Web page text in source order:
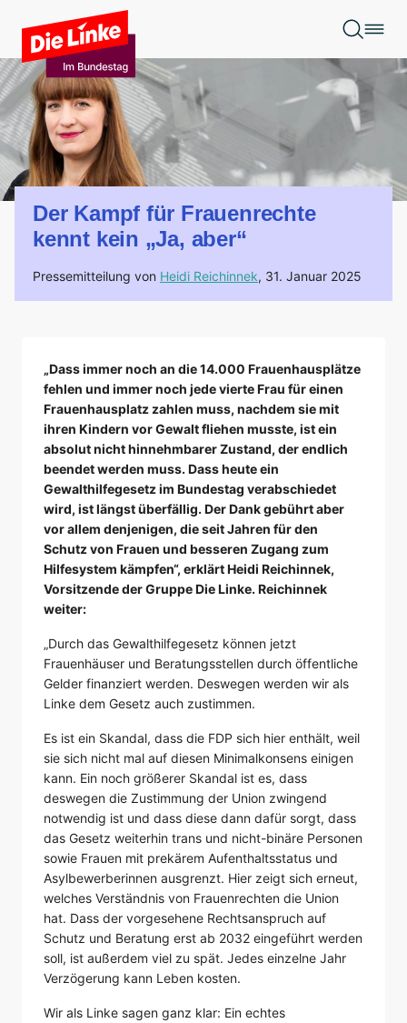
Zum Hauptinhalt springen
Der Kampf für Frauenrechte
kennt kein „Ja, aber“
Pressemitteilung von Heidi Reichinnek, 31. Januar 2025
„Dass immer noch an die 14.000 Frauenhausplätze
fehlen und immer noch jede vierte Frau für einen
Frauenhausplatz zahlen muss, nachdem sie mit
ihren Kindern vor Gewalt fliehen musste, ist ein
absolut nicht hinnehmbarer Zustand, der endlich
beendet werden muss. Dass heute ein
Gewalthilfegesetz im Bundestag verabschiedet
wird, ist längst überfällig. Der Dank gebührt aber
vor allem denjenigen, die seit Jahren für den
Schutz von Frauen und besseren Zugang zum
Hilfesystem kämpfen“, erklärt Heidi Reichinnek,
Vorsitzende der Gruppe Die Linke. Reichinnek
weiter:
„Durch das Gewalthilfegesetz können jetzt
Frauenhäuser und Beratungsstellen durch öffentliche
Gelder finanziert werden. Deswegen werden wir als
Linke dem Gesetz auch zustimmen.
Es ist ein Skandal, dass die FDP sich hier enthält, weil
sie sich nicht mal auf diesen Minimalkonsens einigen
kann. Ein noch größerer Skandal ist es, dass
deswegen die Zustimmung der Union zwingend
notwendig ist und dass diese dann dafür sorgt, dass
das Gesetz weiterhin trans und nicht-binäre Personen
sowie Frauen mit prekärem Aufenthaltsstatus und
Asylbewerberinnen ausgrenzt. Hier zeigt sich erneut,
welches Verständnis von Frauenrechten die Union
hat. Dass der vorgesehene Rechtsanspruch auf
Schutz und Beratung erst ab 2032 eingeführt werden
soll, ist außerdem viel zu spät. Jedes einzelne Jahr
Verzögerung kann Leben kosten.
Wir als Linke sagen ganz klar: Ein echtes